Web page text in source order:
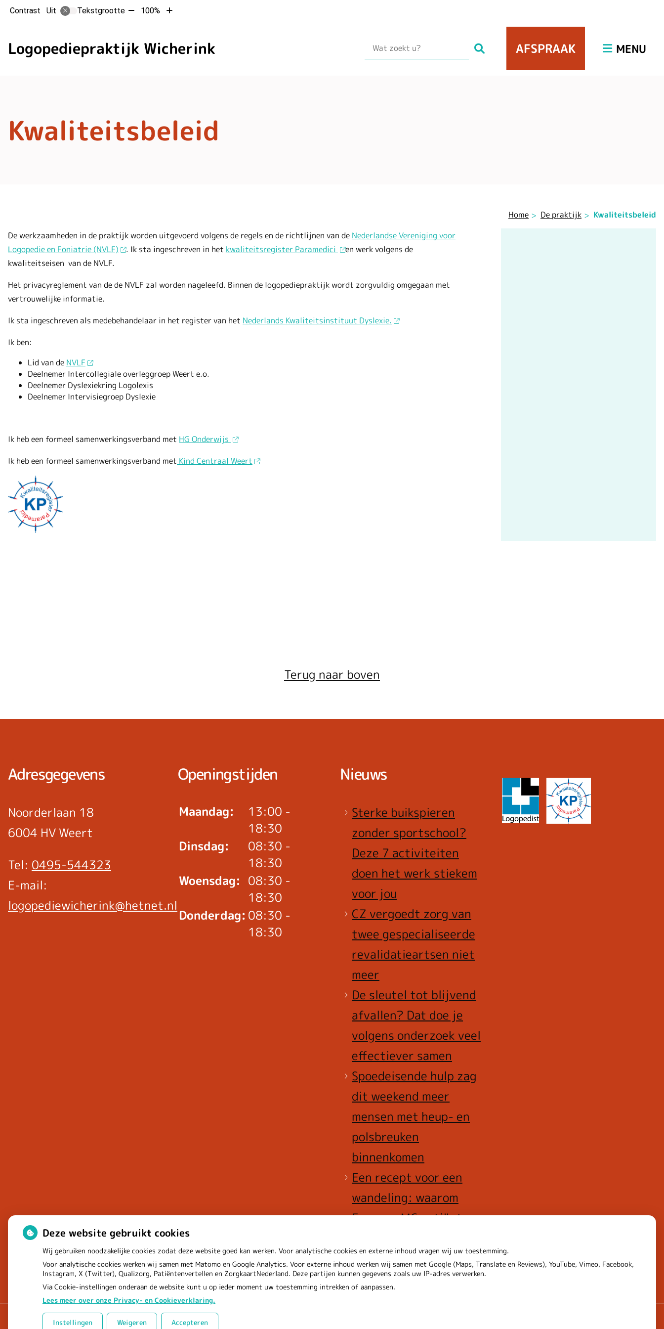
Contrast Uit Tekstgrootte Tekst
10%
100%
Tekst
10%
Logopediepraktijk Wicherink Hoofdmenu
MENU
ZoekenAFSPRAAK
Home De praktijk Kwaliteitsbeleid
Kwaliteitsbeleid
De werkzaamheden in de praktijk worden uitgevoerd volgens de regels en de richtlijnen van de Nederlandse Vereniging voor
Logopedie en Foniatrie (NVLF)
. Ik sta ingeschreven in het kwaliteitsregister Paramedici
en werk volgens de
kwaliteitseisen van de NVLF.
Het privacyreglement van de de NVLF zal worden nageleefd. Binnen de logopediepraktijk wordt zorgvuldig omgegaan met
vertrouwelijke informatie.
Ik sta ingeschreven als medebehandelaar in het register van het Nederlands Kwaliteitsinstituut Dyslexie.
Ik ben:
Lid van de NVLF
Deelnemer Intercollegiale overleggroep Weert e.o.
Deelnemer Dyslexiekring Logolexis
Deelnemer Intervisiegroep Dyslexie
Ik heb een formeel samenwerkingsverband met HG Onderwijs
Ik heb een formeel samenwerkingsverband met Kind Centraal Weert
Terug naar boven
Adresgegevens
Noorderlaan 18
6004 HV Weert
Tel: 0495-544323
E-mail:
logopediewicherink@hetnet.nl
Openingstijden
Maandag:
13:00 -
18:30
Dinsdag:
08:30 -
18:30
Woensdag: 08:30 -
18:30
Donderdag: 08:30 -
18:30
Nieuws
Sterke buikspieren
zonder sportschool?
Deze 7 activiteiten
doen het werk stiekem
voor jou
CZ vergoedt zorg van
twee gespecialiseerde
revalidatieartsen niet
meer
De sleutel tot blijvend
afvallen? Dat doe je
volgens onderzoek veel
effectiever samen
Spoedeisende hulp zag
dit weekend meer
mensen met heup- en
polsbreuken
binnenkomen
Een recept voor een
wandeling: waarom
Erasmus MC patiënten
Deze website gebruikt cookies
Wij gebruiken noodzakelijke cookies zodat deze website goed kan werken. Voor analytische cookies en externe inhoud vragen wij uw toestemming.
Voor analytische cookies werken wij samen met Matomo en Google Analytics. Voor externe inhoud werken wij samen met Google (Maps, Translate en Reviews), YouTube, Vimeo, Facebook,
Instagram, X (Twitter), Qualizorg, Patiëntenvertellen en ZorgkaartNederland. Deze partijen kunnen gegevens zoals uw IP-adres verwerken.
Via Cookie-instellingen onderaan de website kunt u op ieder moment uw toestemming intrekken of aanpassen.
Lees meer over onze Privacy- en Cookieverklaring.
Instellingen Weigeren Accepteren